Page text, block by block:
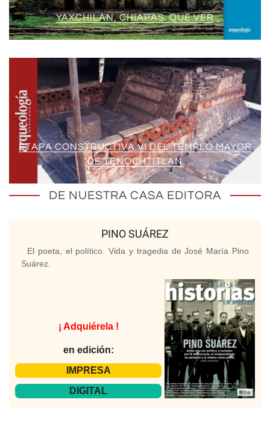
YAXCHILÁN, CHIAPAS. QUÉ VER
ETAPA CONSTRUCTIVA VI DEL TEMPLO MAYOR
DE TENOCHTITLAN
DE NUESTRA CASA EDITORA
PINO SUÁREZ
El poeta, el político. Vida y tragedia de José María Pino
Suárez.
¡ Adquiérela !
en edición:
IMPRESA
DIGITAL